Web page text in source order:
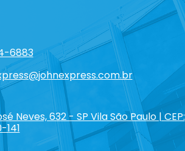
6883
Neves, 632 - SP Vila São Paulo | CEP: